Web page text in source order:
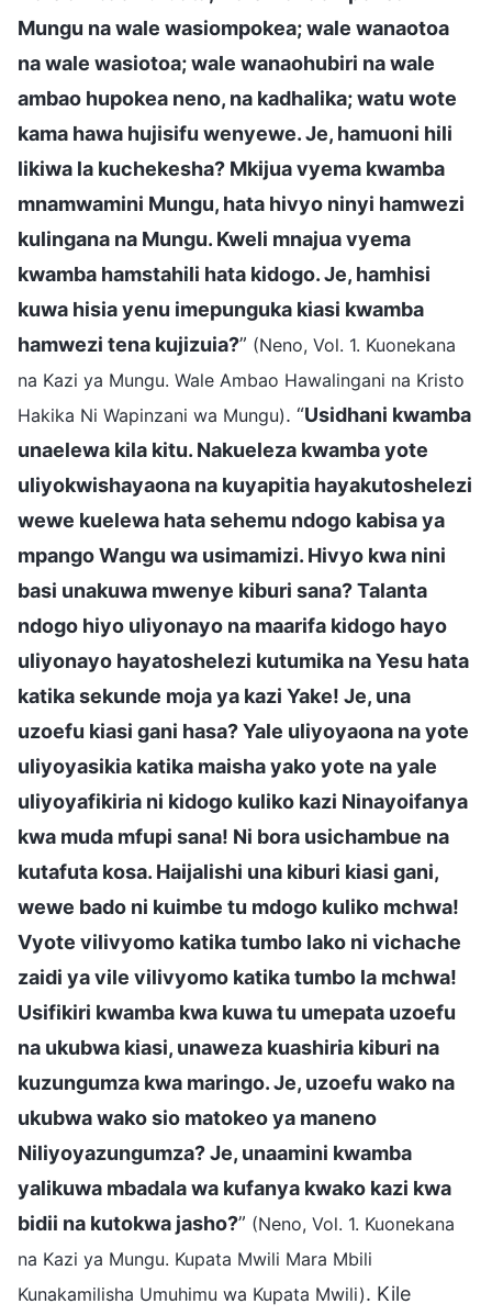
Mungu na wale wasiompokea; wale wanaotoa
na wale wasiotoa; wale wanaohubiri na wale
ambao hupokea neno, na kadhalika; watu wote
kama hawa hujisifu wenyewe. Je, hamuoni hili
likiwa la kuchekesha? Mkijua vyema kwamba
mnamwamini Mungu, hata hivyo ninyi hamwezi
kulingana na Mungu. Kweli mnajua vyema
kwamba hamstahili hata kidogo. Je, hamhisi
kuwa hisia yenu imepunguka kiasi kwamba
hamwezi tena kujizuia?” (Neno, Vol. 1. Kuonekana
na Kazi ya Mungu. Wale Ambao Hawalingani na Kristo
Hakika Ni Wapinzani wa Mungu). “Usidhani kwamba
unaelewa kila kitu. Nakueleza kwamba yote
uliyokwishayaona na kuyapitia hayakutoshelezi
wewe kuelewa hata sehemu ndogo kabisa ya
mpango Wangu wa usimamizi. Hivyo kwa nini
basi unakuwa mwenye kiburi sana? Talanta
ndogo hiyo uliyonayo na maarifa kidogo hayo
uliyonayo hayatoshelezi kutumika na Yesu hata
katika sekunde moja ya kazi Yake! Je, una
uzoefu kiasi gani hasa? Yale uliyoyaona na yote
uliyoyasikia katika maisha yako yote na yale
uliyoyafikiria ni kidogo kuliko kazi Ninayoifanya
kwa muda mfupi sana! Ni bora usichambue na
kutafuta kosa. Haijalishi una kiburi kiasi gani,
wewe bado ni kuimbe tu mdogo kuliko mchwa!
Vyote vilivyomo katika tumbo lako ni vichache
zaidi ya vile vilivyomo katika tumbo la mchwa!
Usifikiri kwamba kwa kuwa tu umepata uzoefu
na ukubwa kiasi, unaweza kuashiria kiburi na
kuzungumza kwa maringo. Je, uzoefu wako na
ukubwa wako sio matokeo ya maneno
Niliyoyazungumza? Je, unaamini kwamba
yalikuwa mbadala wa kufanya kwako kazi kwa
bidii na kutokwa jasho?” (Neno, Vol. 1. Kuonekana
na Kazi ya Mungu. Kupata Mwili Mara Mbili
Kunakamilisha Umuhimu wa Kupata Mwili). Kile